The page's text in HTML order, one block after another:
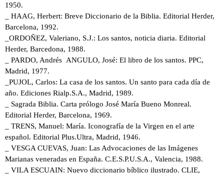
1950.
_ HAAG, Herbert: Breve Diccionario de la Biblia. Editorial Herder,
Barcelona, 1992.
_ORDOÑEZ, Valeriano, S.J.: Los santos, noticia diaria. Editorial
Herder, Barcedona, 1988.
_ PARDO, Andrés ANGULO, José: El libro de los santos. PPC,
Madrid, 1977.
_PUJOL, Carlos: La casa de los santos. Un santo para cada día de
año. Ediciones Rialp.S.A., Madrid, 1989.
_ Sagrada Biblia. Carta prólogo José María Bueno Monreal.
Editorial Herder, Barcelona, 1969.
_ TRENS, Manuel: María. Iconografía de la Virgen en el arte
español. Editorial Plus.Ultra, Madrid, 1946.
_ VESGA CUEVAS, Juan: Las Advocaciones de las Imágenes
Marianas veneradas en España. C.E.S.P.U.S.A., Valencia, 1988.
_ VILA ESCUAIN: Nuevo diccionario bíblico ilustrado. CLIE,